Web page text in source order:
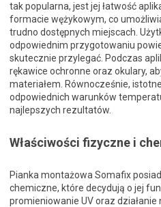
tak popularna, jest jej łatwość
formacie wężykowym, co
trudno dostępnych miejscach.
odpowiednim przygotowaniu
skutecznie przylegać. Podczas
rękawice ochronne oraz okulary,
materiałem. Równocześnie,
odpowiednich warunków
najlepszych rezultatów.
Właściwości fizyczne i
Pianka montażowa Somafix
chemiczne, które decydują o jej
promieniowanie UV oraz